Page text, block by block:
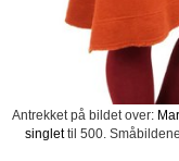
Antrekket på bildet over:
singlettil 500.